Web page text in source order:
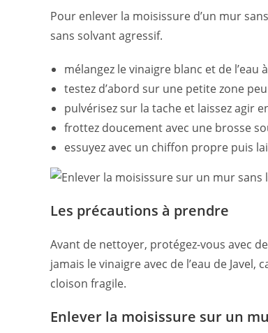
Pour enlever la moisissure d’un mur
sans solvant agressif.
mélangez le vinaigre blanc et de
testez d’abord sur une petite zone
pulvérisez sur la tache et laissez agir
frottez doucement avec une brosse
essuyez avec un chiffon propre puis
Les précautions à prendre
Avant de nettoyer, protégez-vous avec
jamais le vinaigre avec de l’eau de
cloison fragile.
Enlever la moisissure sur un